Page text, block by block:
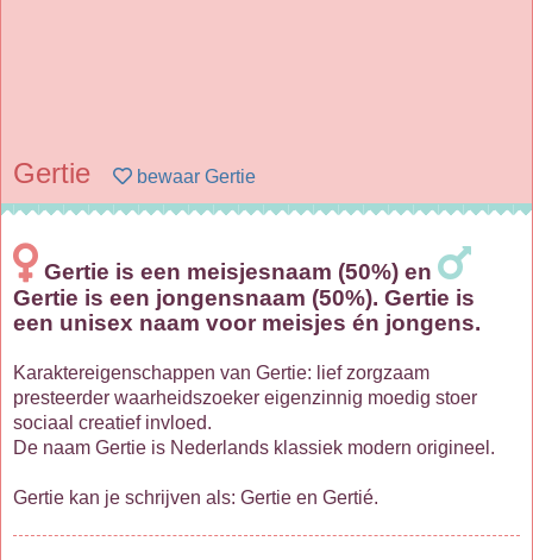
Gertie bewaar Gertie
Gertie is een meisjesnaam (50%) en
Gertie is een jongensnaam (50%). Gertie is
een unisex naam voor meisjes én jongens.
Karaktereigenschappen van Gertie: lief zorgzaam
presteerder waarheidszoeker eigenzinnig moedig stoer
sociaal creatief invloed.
De naam Gertie is Nederlands klassiek modern origineel.
Gertie kan je schrijven als: Gertie en Gertié.